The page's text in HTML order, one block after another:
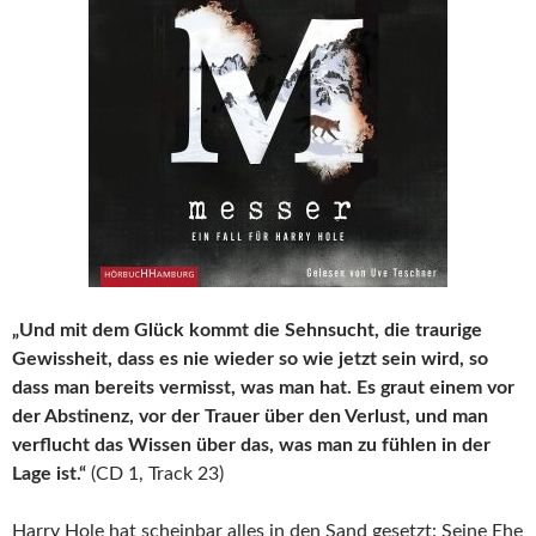
„Und mit dem Glück kommt die Sehnsucht, die traurige
Gewissheit, dass es nie wieder so wie jetzt sein wird, so
dass man bereits vermisst, was man hat. Es graut einem vor
der Abstinenz, vor der Trauer über den Verlust, und man
verflucht das Wissen über das, was man zu fühlen in der
Lage ist.“ (CD 1, Track 23)
Harry Hole hat scheinbar alles in den Sand gesetzt: Seine Ehe